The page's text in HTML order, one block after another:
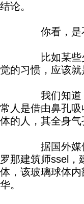
结论。
你看，是不是
比如某些少数
觉的习惯，应该就
我们知道，人
常人是借由鼻孔
体的人，其全身气
据国外媒体消
罗那建筑师ssel，
体，该玻璃球体
华。